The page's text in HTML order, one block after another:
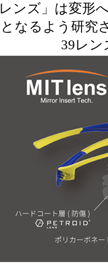
レンズ」は変形
となるよう研究
39レン